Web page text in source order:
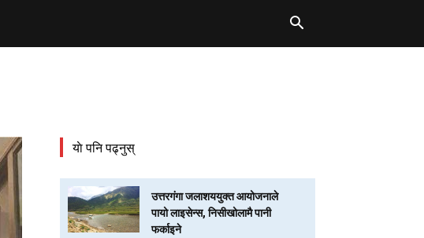
याे पनि पढ्नुस्
उत्तरगंगा जलाशययुक्त आयोजनाले
पायो लाइसेन्स, निसीखोलामै पानी
फर्काइने